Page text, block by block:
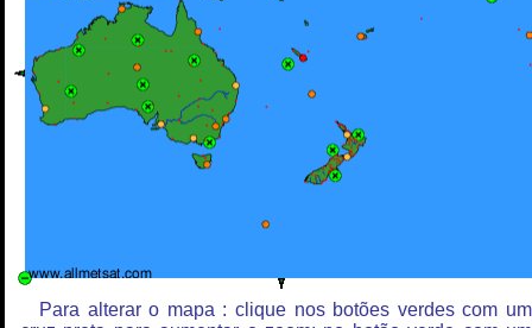
Para alterar o mapa : clique nos botões verdes com